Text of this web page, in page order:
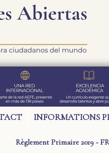
INFORMATIONS
Règlement Primaire 2019 -